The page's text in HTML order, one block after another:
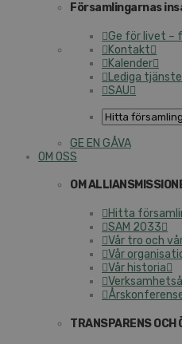
Församlingarnas
Ge för livet –
Kontakt
Kalender
Lediga
SAU
GE EN GÅVA
OM OSS
OM
Hitta
SAM 2033
Vår tro och
Vår
Vår historia
TRANSPARENS OCH